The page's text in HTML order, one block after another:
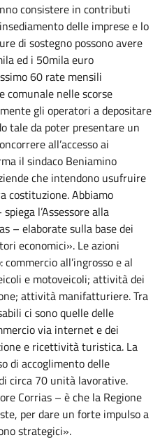
consistere in contributi
delle imprese e lo
di sostegno possono avere
ed i 50mila euro
60 rate mensili
comunale nelle scorse
gli operatori a depositare
tale da poter presentare un
all’accesso ai
il sindaco Beniamino
che intendono usufruire
costituzione. Abbiamo
l’Assessore alla
– elaborate sulla base dei
economici». Le azioni
all’ingrosso e al
e motoveicoli; attività dei
attività manifatturiere. Tra
ci sono quelle delle
via internet e dei
e ricettività turistica. La
di accoglimento delle
circa 70 unità lavorative.
Corrias – è che la Regione
per dare un forte impulso a
strategici».